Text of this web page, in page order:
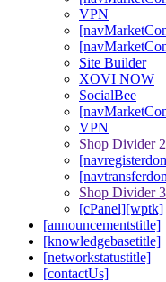
VPN
Site Builder
XOVI NOW
SocialBee
VPN
Shop Divider 2
Shop Divider 3
[cPanel][wptk]
[announcementstitle]
[knowledgebasetitle]
[networkstatustitle]
[contactUs]